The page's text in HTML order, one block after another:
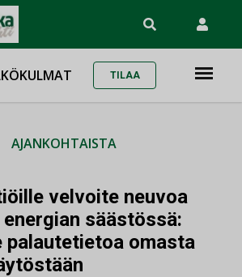
TILAA
AJANKOHTAISTA
velvoite neuvoa
säästössä:
palautetietoa omasta